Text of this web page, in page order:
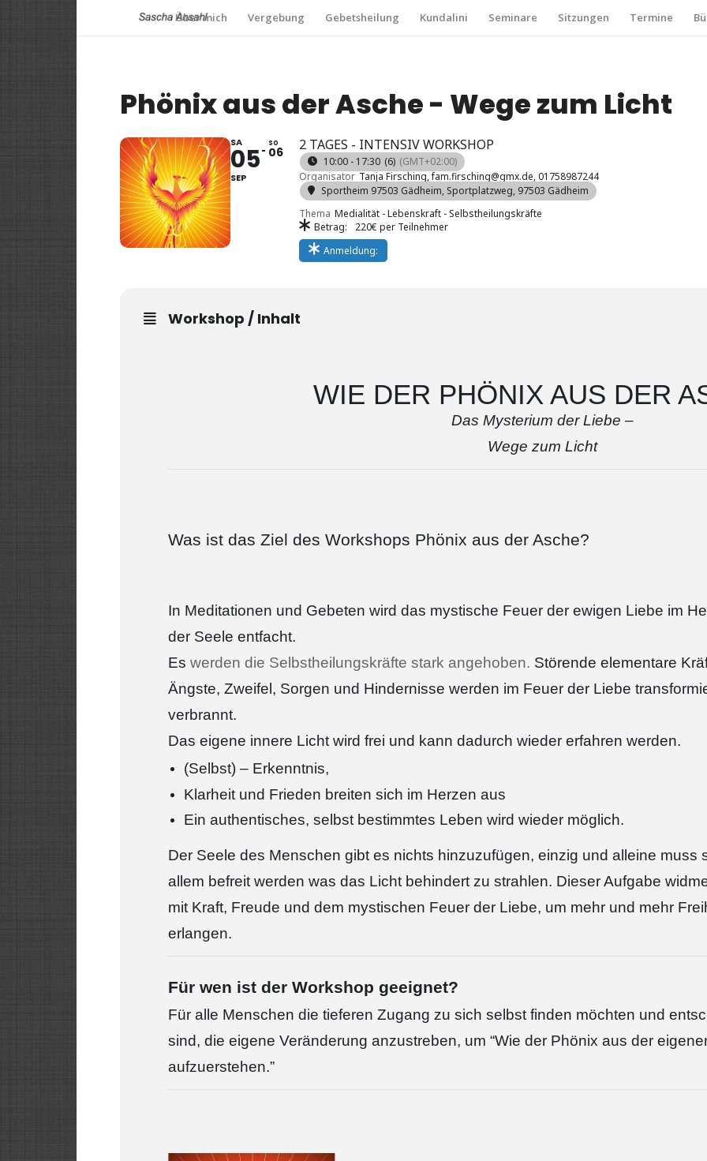
Über mich Vergebung Gebetsheilung Kundalini Seminare Sitzungen Termine
Phönix aus der Asche - Wege zum Licht
SA
05
SEP
SO
06 2 TAGES - INTENSIV WORKSHOP
10:00 - 17:30 (6) (GMT+02:00)
Organisator Tanja Firsching, fam.firsching@gmx.de, 01758987244
Sportheim 97503 Gädheim, Sportplatzweg, 97503 Gädheim
Thema Medialität - Lebenskraft - Selbstheilungskräfte
Betrag:
220€ per Teilnehmer
Anmeldung:
Workshop / Inhalt
WIE DER PHÖNIX AUS DER
Das Mysterium der Liebe –
Wege zum Licht
Was ist das Ziel des Workshops Phönix aus der Asche?
In Meditationen und Gebeten wird das mystische Feuer der ewigen Liebe im
der Seele entfacht.
Es werden die Selbstheilungskräfte stark angehoben. Störende elementare
Ängste, Zweifel, Sorgen und Hindernisse werden im Feuer der Liebe
verbrannt.
Das eigene innere Licht wird frei und kann dadurch wieder erfahren werden.
(Selbst) – Erkenntnis,
Klarheit und Frieden breiten sich im Herzen aus
Ein authentisches, selbst bestimmtes Leben wird wieder möglich.
Der Seele des Menschen gibt es nichts hinzuzufügen, einzig und alleine muss
allem befreit werden was das Licht behindert zu strahlen. Dieser Aufgabe
mit Kraft, Freude und dem mystischen Feuer der Liebe, um mehr und mehr
erlangen.
Für wen ist der Workshop geeignet?
Für alle Menschen die tieferen Zugang zu sich selbst finden möchten und
sind, die eigene Veränderung anzustreben, um “Wie der Phönix aus der
aufzuerstehen.”